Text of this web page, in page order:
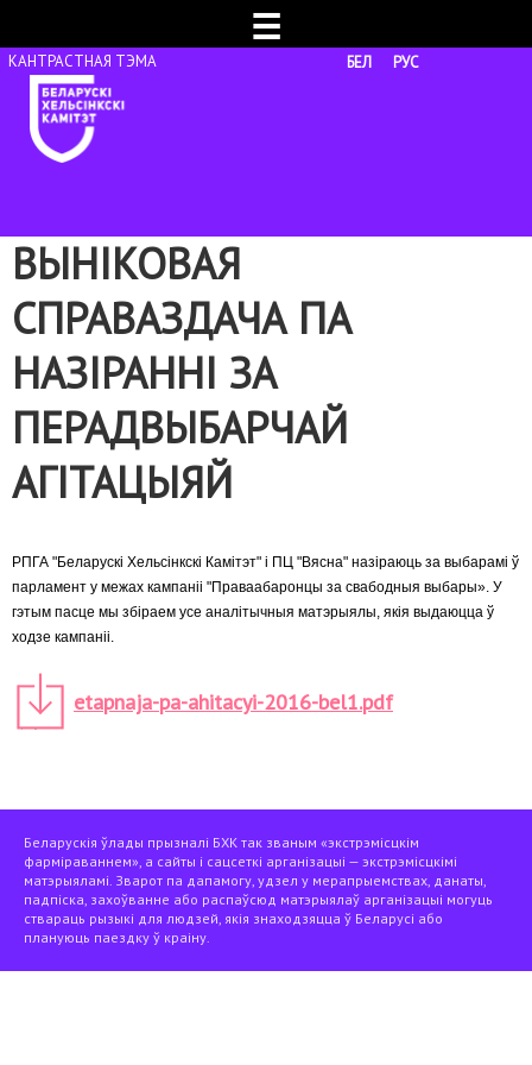
☰
БЕЛ РУС
ВЫНІКОВАЯ
СПРАВАЗДАЧА ПА
НАЗІРАННІ ЗА
ПЕРАДВЫБАРЧАЙ
АГІТАЦЫЯЙ
РПГА "Беларускі Хельсінкскі Камітэт" і ПЦ "Вясна" назіраюць за выбарамі ў
парламент у межах кампаніі "Праваабаронцы за свабодныя выбары». У
гэтым пасце мы збіраем усе аналітычныя матэрыялы, якія выдаюцца ў
ходзе кампаніі.
etapnaja-pa-ahitacyi-2016-bel1.pdf
Беларускія ўлады прызналі БХК так званым «экстрэмісцкім
фарміраваннем», а сайты і сацсеткі арганізацыі — экстрэмісцкімі
матэрыяламі. Зварот па дапамогу, удзел у мерапрыемствах, данаты,
падпіска, захоўванне або распаўсюд матэрыялаў арганізацыі могуць
ствараць рызыкі для людзей, якія знаходзяцца ў Беларусі або
плануюць паездку ў краіну.